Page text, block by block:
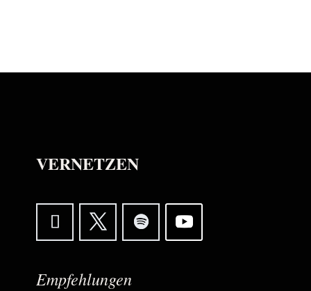
VERNETZEN
Empfehlungen